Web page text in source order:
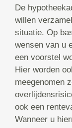
De
willen
situatie. Op
wensen van u
een voorstel
Hier worden
meegenomen
ook een
Wanneer u